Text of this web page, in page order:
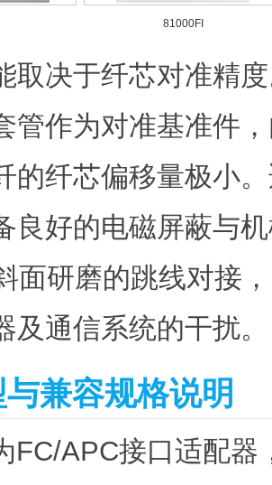
81000FI
取决于纤芯对准精
管作为对准基准件
的纤芯偏移量极小
良好的电磁屏蔽与
面研磨的跳线对接
及通信系统的干扰。
兼容规格说明
FC/APC接口适配